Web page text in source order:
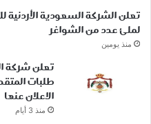
تعلن الشركة السعودية الأردنية
لملئ عدد من الشواغر
منذ يومين
تعلن شركة
طلبات
الاعلان عنها
منذ 3 أيام